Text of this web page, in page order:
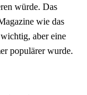
würde. Das
wie das
aber eine
populärer wurde.